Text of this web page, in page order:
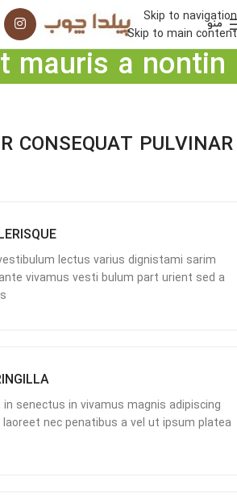
Skip to navigation
Skip to main content
منو
mauris a nontin
CONSEQUAT PULVINAR
lectus varius dignistami sarim
vivamus vesti bulum part urient sed a
senectus in vivamus magnis adipiscing
nec penatibus a vel ut ipsum platea